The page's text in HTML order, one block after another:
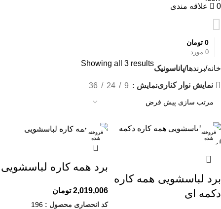
0
علاقه مندی
0 مورد
0 تومان
خانه برندها پاناسونیک
Showing all 3 results
نمایش نوار کنارینمایش 9
24
36
فروخته
شده
برد لباسشویی همه کاره
دکمه ای
فروخته
شده
برد همه کاره لباسشویی
2,019,006 تومان
کد انحصاری محصول : 196